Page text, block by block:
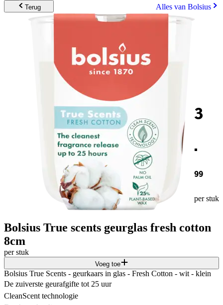
Terug Alles van Bolsius
3
.
99
per stuk
Bolsius True scents geurglas fresh cotton
8cm
per stuk
Voeg toe
Bolsius True Scents - geurkaars in glas - Fresh Cotton - wit - klein
De zuiverste geurafgifte tot 25 uur
CleanScent technologie